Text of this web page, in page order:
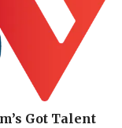
Got Talent